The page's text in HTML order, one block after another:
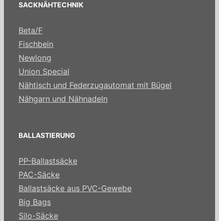
SACKNÄHTECHNIK
Beta/F
Fischbein
Newlong
Union Special
Nähtisch und Federzugautomat mit Bügel
Nähgarn und Nähnadeln
BALLASTIERUNG
PP-Ballastsäcke
PAC-Säcke
Ballastsäcke aus PVC-Gewebe
Big Bags
Silo-Säcke